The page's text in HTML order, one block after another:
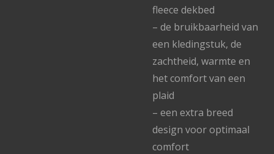
fleece dekbed
– de bruikbaarheid van
een kledingstuk, de
zachtheid, warmte en
het comfort van een
plaid
– een extra breed
design voor optimaal
comfort